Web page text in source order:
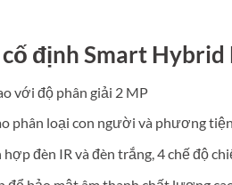
định Smart Hybrid
với độ phân giải 2 MP
phân loại con người và phương
đèn IR và đèn trắng, 4 chế độ